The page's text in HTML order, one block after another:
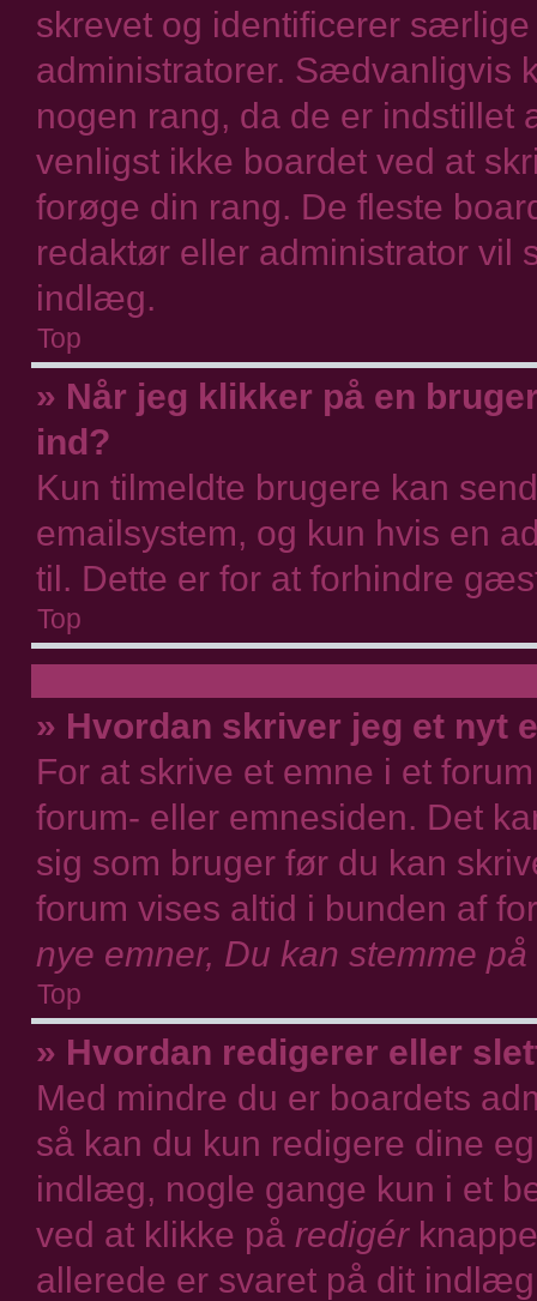
skrevet og identificerer
administratorer. Sædvanligvis
nogen rang, da de er indstillet
venligst ikke boardet ved at
forøge din rang. De fleste
redaktør eller administrator vil
indlæg.
Top
» Når jeg klikker på en
ind?
Kun tilmeldte brugere kan
emailsystem, og kun hvis en
til. Dette er for at forhindre
Top
» Hvordan skriver jeg et nyt
For at skrive et emne i et
forum- eller emnesiden. Det
sig som bruger før du kan
forum vises altid i bunden af
nye emner, Du kan stemme
Top
» Hvordan redigerer eller
Med mindre du er boardets
så kan du kun redigere dine
indlæg, nogle gange kun i et
ved at klikke på redigér
allerede er svaret på dit